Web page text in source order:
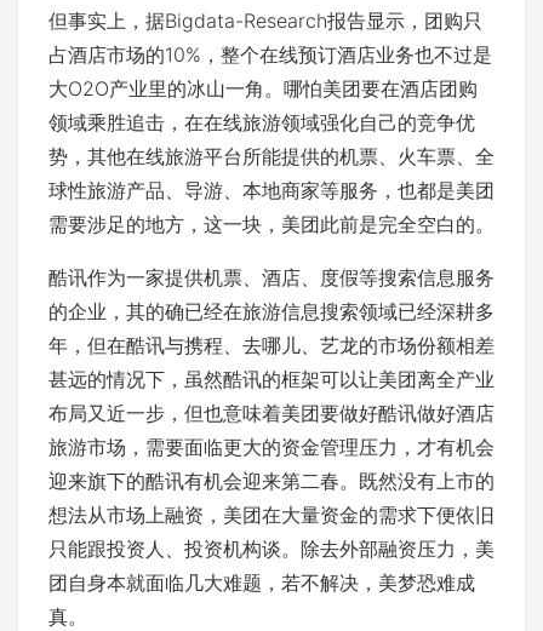
但事实上，据Bigdata-Research报告显示，团购只
占酒店市场的10%，整个在线预订酒店业务也不过是
大O2O产业里的冰山一角。哪怕美团要在酒店团购
领域乘胜追击，在在线旅游领域强化自己的竞争优
势，其他在线旅游平台所能提供的机票、火车票、全
球性旅游产品、导游、本地商家等服务，也都是美团
需要涉足的地方，这一块，美团此前是完全空白的。
酷讯作为一家提供机票、酒店、度假等搜索信息服务
的企业，其的确已经在旅游信息搜索领域已经深耕多
年，但在酷讯与携程、去哪儿、艺龙的市场份额相差
甚远的情况下，虽然酷讯的框架可以让美团离全产业
布局又近一步，但也意味着美团要做好酷讯做好酒店
旅游市场，需要面临更大的资金管理压力，才有机会
迎来旗下的酷讯有机会迎来第二春。既然没有上市的
想法从市场上融资，美团在大量资金的需求下便依旧
只能跟投资人、投资机构谈。除去外部融资压力，美
团自身本就面临几大难题，若不解决，美梦恐难成
真。